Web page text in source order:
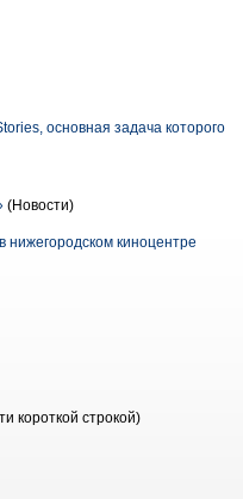
основная задача которого
(Новости)
нижегородском киноцентре
короткой строкой)